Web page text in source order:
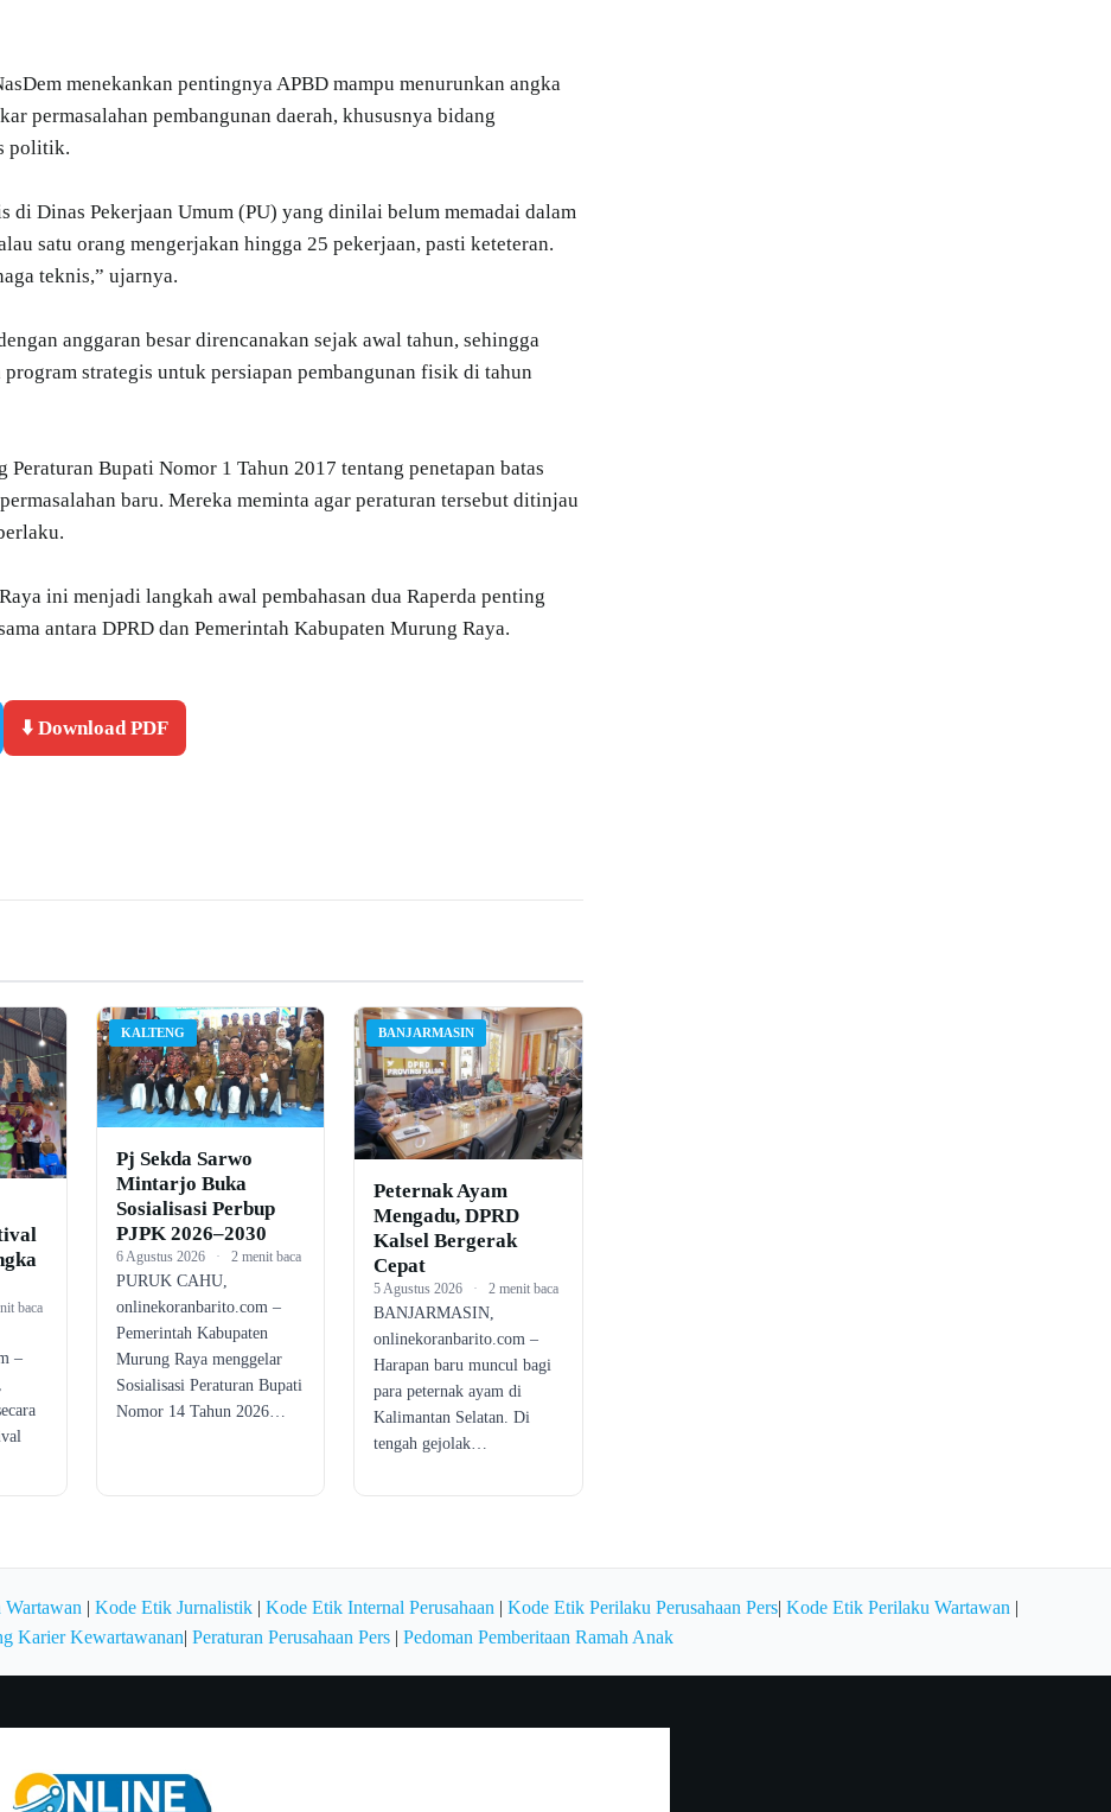
menekankan pentingnya APBD mampu menurunkan angka
permasalahan pembangunan daerah, khususnya bidang
politik.
di Dinas Pekerjaan Umum (PU) yang dinilai belum memadai dalam
satu orang mengerjakan hingga 25 pekerjaan, pasti keteteran.
teknis,” ujarnya.
anggaran besar direncanakan sejak awal tahun, sehingga
strategis untuk persiapan pembangunan fisik di tahun
Bupati Nomor 1 Tahun 2017 tentang penetapan batas
baru. Mereka meminta agar peraturan tersebut ditinjau
ini menjadi langkah awal pembahasan dua Raperda penting
antara DPRD dan Pemerintah Kabupaten Murung Raya.
⬇️ Download PDF
baca
–
KALTENG
Pj Sekda Sarwo
Mintarjo Buka
Sosialisasi Perbup
PJPK 2026–2030
6 Agustus 2026 · 2 menit baca
PURUK CAHU,
onlinekoranbarito.com –
Pemerintah Kabupaten
Murung Raya menggelar
Sosialisasi Peraturan Bupati
Nomor 14 Tahun 2026…
BANJARMASIN
Peternak Ayam
Mengadu, DPRD
Kalsel Bergerak
Cepat
5 Agustus 2026 · 2 menit baca
BANJARMASIN,
onlinekoranbarito.com –
Harapan baru muncul bagi
para peternak ayam di
Kalimantan Selatan. Di
tengah gejolak…
Wartawan | Kode Etik Jurnalistik | Kode Etik Internal Perusahaan | Kode Etik Perilaku Perusahaan Pers| Kode Etik Perilaku Wartawan |
Karier Kewartawanan| Peraturan Perusahaan Pers| Pedoman Pemberitaan Ramah Anak